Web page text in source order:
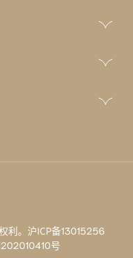
利。沪ICP备13015256
号